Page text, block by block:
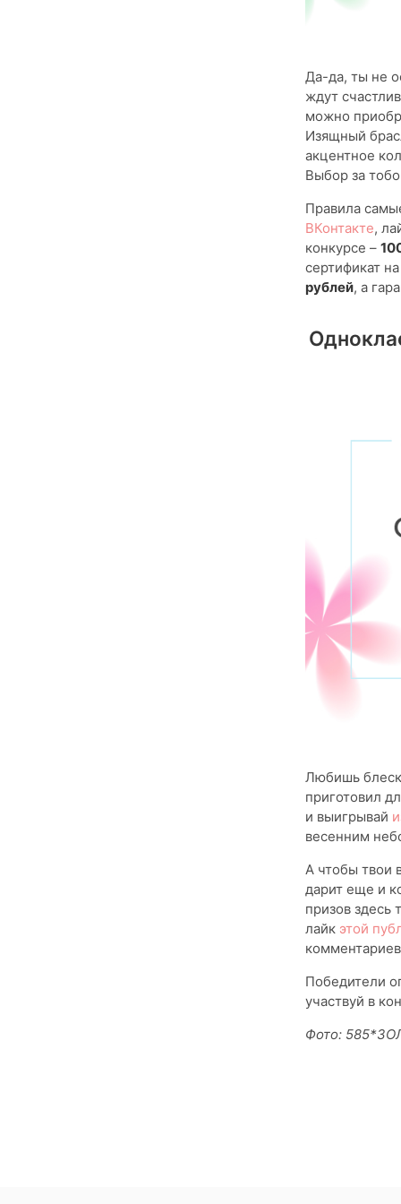
Да-да, ты не
ждут
можно
Изящный
акцентное
Выбор за
Правила
ВКонтакте,
конкурсе –
сертификат
рублей, а
Любишь
приготовил
и выигрывай
весенним
А чтобы твои
дарит еще и
призов
лайк этой
Победители
участвуй в
Фото: